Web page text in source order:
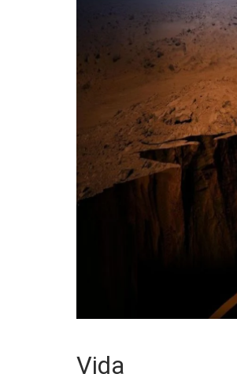
Vida